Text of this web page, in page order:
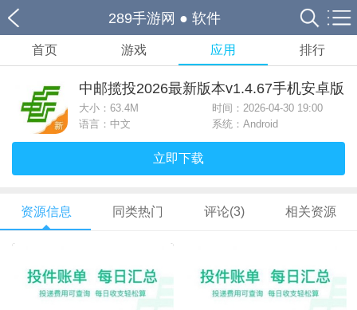
289手游网 ● 软件
首页 游戏 应用 排行
中邮揽投2026最新版本v1.4.67手机安卓版
大小： 63.4M
时间：2026-04-30 19:00
语言：中文
系统：Android
立即下载
资源信息 同类热门 评论(3) 相关资源